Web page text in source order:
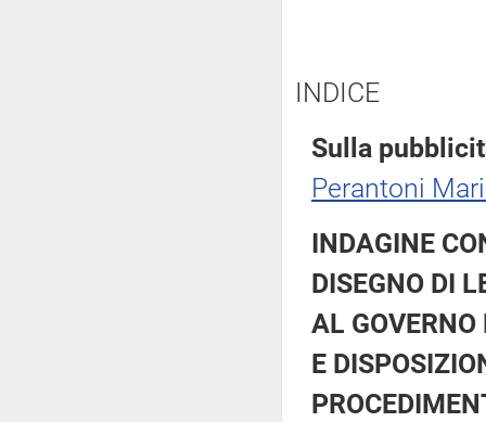
INDICE
Sulla
Perantoni
INDAGINE
DISEGNO DI
AL GOVERNO
E